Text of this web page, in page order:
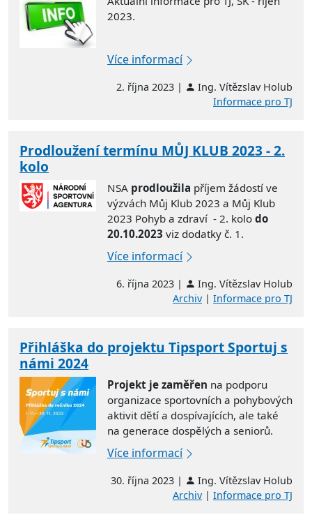
2023.
Více informací
2. října 2023 |
Ing. Vítězslav Holub
Informace pro TJ
Prodloužení termínu MŮJ KLUB 2023 - 2.
kolo
NSA prodloužila příjem žádostí ve
výzvách Můj Klub 2023 a Můj Klub
2023 Pohyb a zdraví - 2. kolo do
20.10.2023 viz dodatky č. 1.
Více informací
6. října 2023 |
Ing. Vítězslav Holub
Archiv| Informace pro TJ
Přihláška do projektu Tipsport Sportuj s
námi 2024
Projekt je zaměřen na podporu
organizace sportovních a pohybových
aktivit dětí a dospívajících, ale také
na generace dospělých a seniorů.
Více informací
30. října 2023 |
Ing. Vítězslav Holub
Archiv| Informace pro TJ